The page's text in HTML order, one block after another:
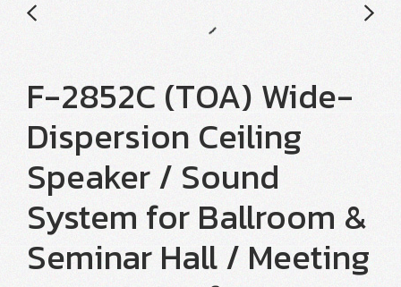
F-2852C (TOA) Wide-
Dispersion Ceiling
Speaker / Sound
System for Ballroom &
Seminar Hall / Meeting